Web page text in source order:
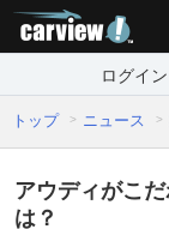
ログイン
トップ ニュース
アウディがこ
は？